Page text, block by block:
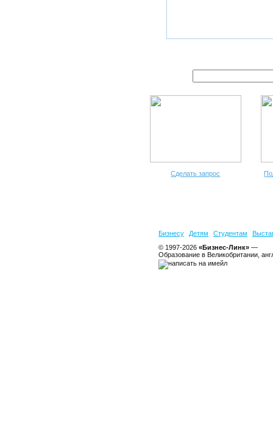
Сделать запрос
Бизнесу Детям Студентам
© 1997-2026 «Бизнес-Линк» —
Образование в Великобритании,